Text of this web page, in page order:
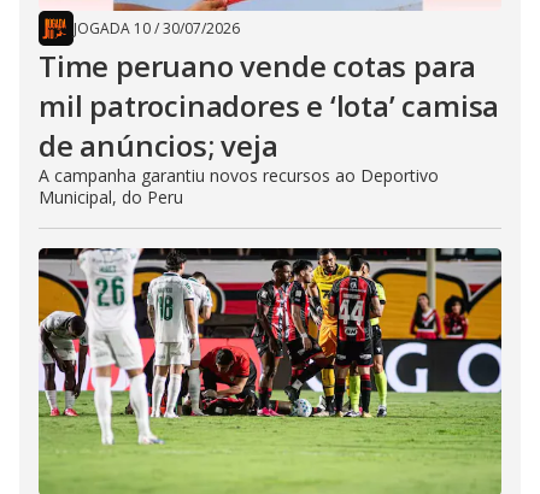
JOGADA 10/30/07/2026
Time peruano vende cotas para
mil patrocinadores e ‘lota’ camisa
de anúncios; veja
A campanha garantiu novos recursos ao Deportivo
Municipal, do Peru